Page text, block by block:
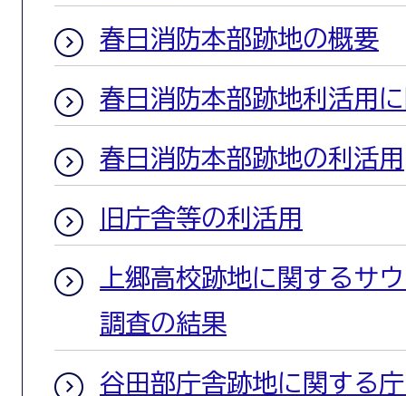
春日消防本部跡地の概要
春日消防本部跡地利活用
春日消防本部跡地の利活用
旧庁舎等の利活用
上郷高校跡地に関するサ
調査の結果
谷田部庁舎跡地に関する